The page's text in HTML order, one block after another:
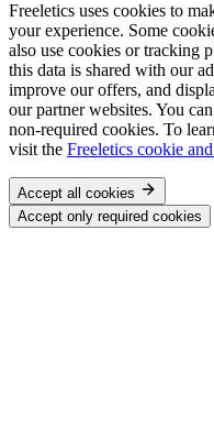
Freeletics uses cookies to
your experience. Some
also use cookies or tracking
this data is shared with our
improve our offers, and
our partner websites. You
non-required cookies. To
visit the Freeletics cookie
Accept all cookies
Accept only required cookies